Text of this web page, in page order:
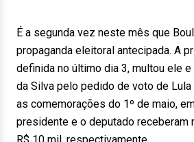
É a segunda vez neste mês que
propaganda eleitoral antecipada. A
definida no último dia 3, multou ele
da Silva pelo pedido de voto de
as comemorações do 1º de maio,
presidente e o deputado receberam